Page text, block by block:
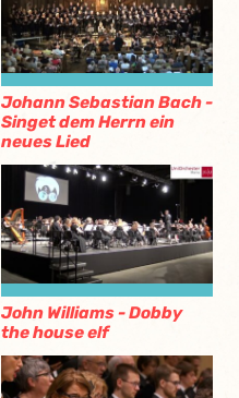
Johann Sebastian Bach -
Singet dem Herrn ein
neues Lied
John Williams - Dobby
the house elf